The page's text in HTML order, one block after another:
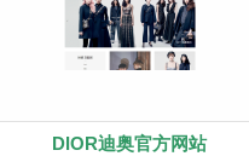
DIOR迪奥官方网站